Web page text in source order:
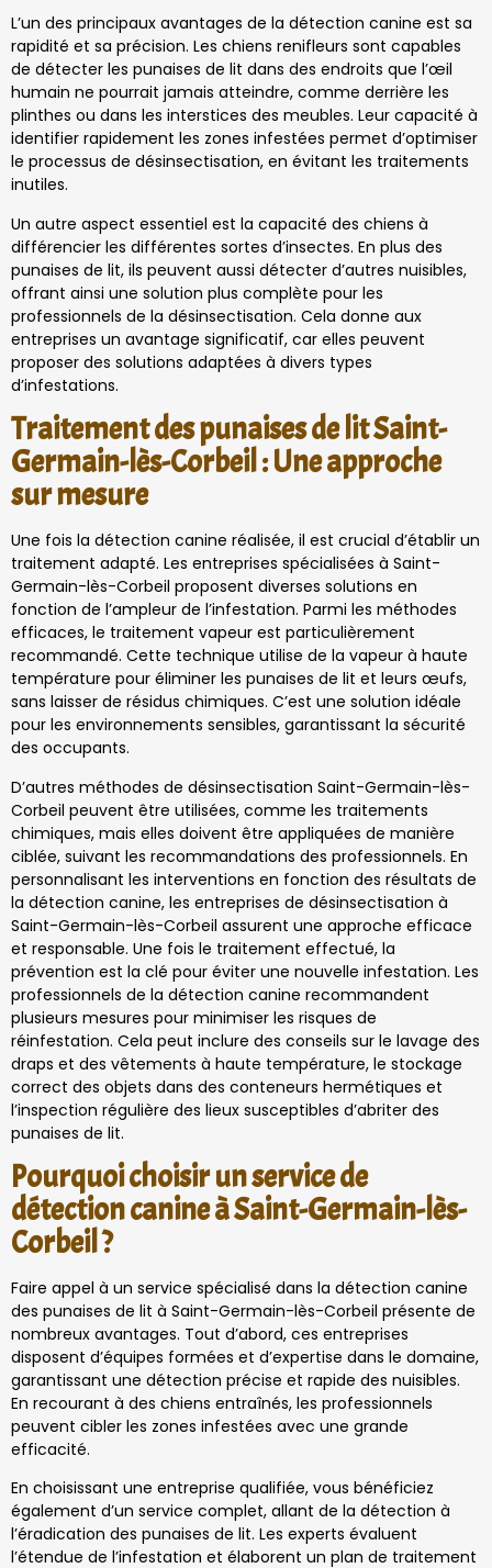
L’un des principaux avantages de la détection canine est sa
rapidité et sa précision. Les chiens renifleurs sont capables
de détecter les punaises de lit dans des endroits que l’œil
humain ne pourrait jamais atteindre, comme derrière les
plinthes ou dans les interstices des meubles. Leur capacité à
identifier rapidement les zones infestées permet d’optimiser
le processus de désinsectisation, en évitant les traitements
inutiles.
Un autre aspect essentiel est la capacité des chiens à
différencier les différentes sortes d’insectes. En plus des
punaises de lit, ils peuvent aussi détecter d’autres nuisibles,
offrant ainsi une solution plus complète pour les
professionnels de la désinsectisation. Cela donne aux
entreprises un avantage significatif, car elles peuvent
proposer des solutions adaptées à divers types
d’infestations.
Traitement des punaises de lit Saint-
Germain-lès-Corbeil : Une approche
sur mesure
Une fois la détection canine réalisée, il est crucial d’établir un
traitement adapté. Les entreprises spécialisées à Saint-
Germain-lès-Corbeil proposent diverses solutions en
fonction de l’ampleur de l’infestation. Parmi les méthodes
efficaces, le traitement vapeur est particulièrement
recommandé. Cette technique utilise de la vapeur à haute
température pour éliminer les punaises de lit et leurs œufs,
sans laisser de résidus chimiques. C’est une solution idéale
pour les environnements sensibles, garantissant la sécurité
des occupants.
D’autres méthodes de désinsectisation Saint-Germain-lès-
Corbeil peuvent être utilisées, comme les traitements
chimiques, mais elles doivent être appliquées de manière
ciblée, suivant les recommandations des professionnels. En
personnalisant les interventions en fonction des résultats de
la détection canine, les entreprises de désinsectisation à
Saint-Germain-lès-Corbeil assurent une approche efficace
et responsable. Une fois le traitement effectué, la
prévention est la clé pour éviter une nouvelle infestation. Les
professionnels de la détection canine recommandent
plusieurs mesures pour minimiser les risques de
réinfestation. Cela peut inclure des conseils sur le lavage des
draps et des vêtements à haute température, le stockage
correct des objets dans des conteneurs hermétiques et
l’inspection régulière des lieux susceptibles d’abriter des
punaises de lit.
Pourquoi choisir un service de
détection canine à Saint-Germain-lès-
Corbeil ?
Faire appel à un service spécialisé dans la détection canine
des punaises de lit à Saint-Germain-lès-Corbeil présente de
nombreux avantages. Tout d’abord, ces entreprises
disposent d’équipes formées et d’expertise dans le domaine,
garantissant une détection précise et rapide des nuisibles.
En recourant à des chiens entraînés, les professionnels
peuvent cibler les zones infestées avec une grande
efficacité.
En choisissant une entreprise qualifiée, vous bénéficiez
également d’un service complet, allant de la détection à
l’éradication des punaises de lit. Les experts évaluent
l’étendue de l’infestation et élaborent un plan de traitement